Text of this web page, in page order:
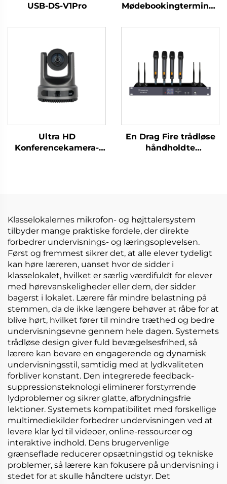
USB-DS-V1Pro
Mødebookingterminal-
Ultra HD
Konferencekamera-
En Drag Fire trådløse
håndholdte
Klasselokalernes mikrofon- og højttalersystem
tilbyder mange praktiske fordele, der direkte
forbedrer undervisnings- og læringsoplevelsen.
Først og fremmest sikrer det, at alle elever tydeligt
kan høre læreren, uanset hvor de sidder i
klasselokalet, hvilket er særlig værdifuldt for elever
med hørevanskeligheder eller dem, der sidder
bagerst i lokalet. Lærere får mindre belastning på
stemmen, da de ikke længere behøver at råbe for at
blive hørt, hvilket fører til mindre træthed og bedre
undervisningsevne gennem hele dagen. Systemets
trådløse design giver fuld bevægelsesfrihed, så
lærere kan bevare en engagerende og dynamisk
undervisningsstil, samtidig med at lydkvaliteten
forbliver konstant. Den integrerede feedback-
suppressionsteknologi eliminerer forstyrrende
lydproblemer og sikrer glatte, afbrydningsfrie
lektioner. Systemets kompatibilitet med forskellige
multimediekilder forbedrer undervisningen ved at
levere klar lyd til videoer, online-ressourcer og
interaktive indhold. Dens brugervenlige
grænseflade reducerer opsætningstid og tekniske
problemer, så lærere kan fokusere på undervisning i
stedet for at skulle håndtere udstyr. Det